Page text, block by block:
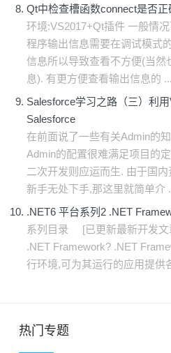
Qt中检查槽函数connect是否正
环境:VS2017+Qt插件 一般情
程序输出信息需要在调试模式
信息所以导致查看不方便(当然
息). 有更方便查看输出信息的 ...
Salesforce学习之路（三）利
Salesforce
在前面说了一些有关Admin的
Admin的配置很难满足项目的
二次开发则应运而生. 由于国
新手无处下手,那这里就简单介
.NET6 平台系列2 .NET
系列目录 [已更新最新开发文
.NET Framework? .NET
行环境,可为其运行的应用提供
热门专题